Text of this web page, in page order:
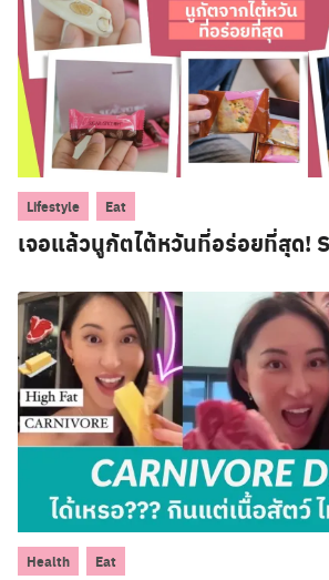
Lifestyle Eat
เจอแล้วนูกัตไต้หวันที่อร่อยที่สุด!
Health Eat